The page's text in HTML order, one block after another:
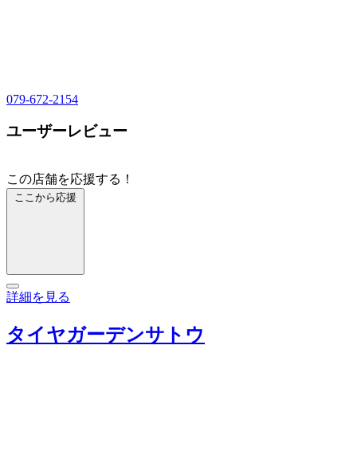
079-672-2154
ユーザーレビュー
この店舗を応援する！
ここから応援
詳細を見る
タイヤガーデンサトウ